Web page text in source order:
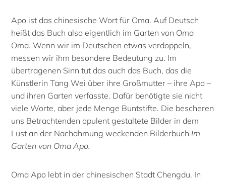
Apo ist das chinesische Wort für Oma. Auf Deutsch
heißt das Buch also eigentlich im Garten von Oma
Oma. Wenn wir im Deutschen etwas verdoppeln,
messen wir ihm besondere Bedeutung zu. Im
übertragenen Sinn tut das auch das Buch, das die
Künstlerin Tang Wei über ihre Großmutter – ihre Apo –
und ihren Garten verfasste. Dafür benötigte sie nicht
viele Worte, aber jede Menge Buntstifte. Die bescheren
uns Betrachtenden opulent gestaltete Bilder in dem
Lust an der Nachahmung weckenden Bilderbuch Im
Garten von Oma Apo.
Oma Apo lebt in der chinesischen Stadt Chengdu. In